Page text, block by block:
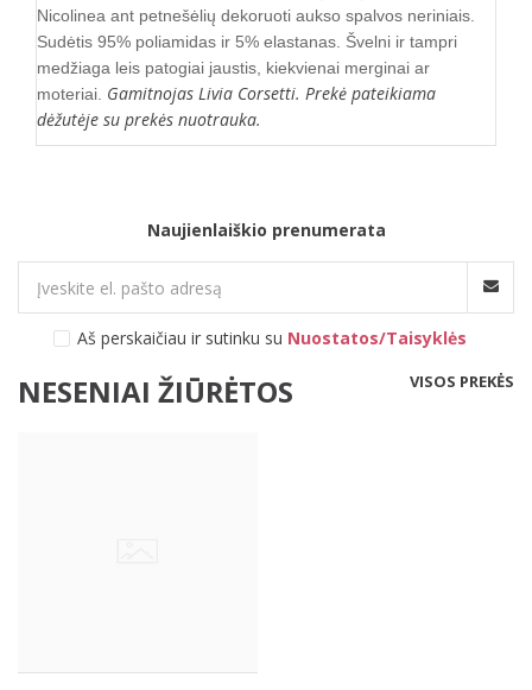
Nicolinea ant petnešėlių dekoruoti aukso spalvos neriniais.
Sudėtis 95% poliamidas ir 5% elastanas. Švelni ir tampri
medžiaga leis patogiai jaustis, kiekvienai merginai ar
moteriai. Gamitnojas Livia Corsetti. Prekė pateikiama
dėžutėje su prekės nuotrauka.
Naujienlaiškio prenumerata
Aš perskaičiau ir sutinku su Nuostatos/Taisyklės
NESENIAI ŽIŪRĖTOS VISOS PREKĖS